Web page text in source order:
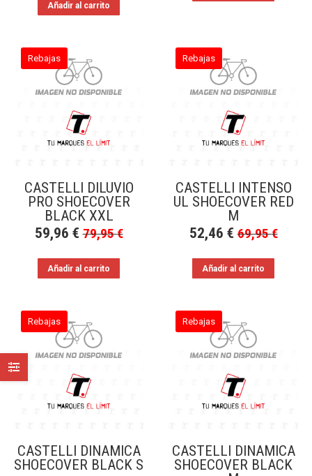
Añadir al carrito
Rebajas
CASTELLI DILUVIO
PRO SHOECOVER
BLACK XXL
59,96 € 79,95€
Añadir al carrito
Rebajas
CASTELLI INTENSO
UL SHOECOVER RED
M
52,46 € 69,95€
Añadir al carrito
Rebajas
CASTELLI DINAMICA
SHOECOVER BLACK S
Rebajas
CASTELLI DINAMICA
SHOECOVER BLACK